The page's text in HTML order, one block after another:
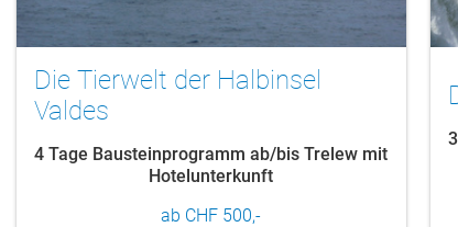
Die Tierwelt der Halbinsel
Valdes
4 Tage Bausteinprogramm ab/bis Trelew mit
Hotelunterkunft
ab CHF 500,-